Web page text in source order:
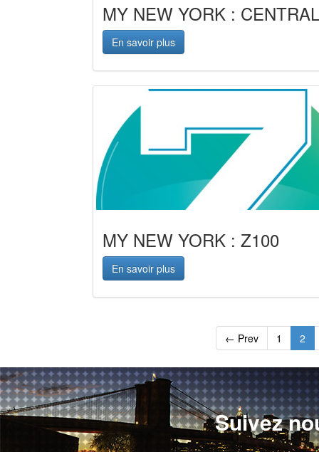
MY NEW YORK :
En savoir plus
MY NEW YORK : Z100
En savoir plus
← Prev 1 2
Suivez